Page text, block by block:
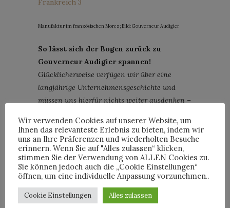
Manufaktur im französischen Morez; Bild: Gouverneur Audigier
So lässt sich der Bogen zurück zu
Gouverneur Audigier spannen!
Glücklicherweise verfügen wir über eine
langjährige Unternehmensgeschichte und
müssen uns hierfür nichts weiter ausdenken –
richten. Die Modelle von damals sind
wunderbar schlicht bis zeitlos gestaltet, so
dass sie heute wieder mehr als begehrt sind.
Vor kurzem war ich in Korea und hatte den
Eindruck, dass mittlerweile fast jeder auf
runde, minimalistische Brillen setzt.
Glücklicherweise lässt sich heute auch nicht
Wir verwenden Cookies auf unserer Website, um
Ihnen das relevanteste Erlebnis zu bieten, indem wir
uns an Ihre Präferenzen und wiederholten Besuche
erinnern. Wenn Sie auf "Alles zulassen“ klicken,
stimmen Sie der Verwendung von ALLEN Cookies zu.
Sie können jedoch auch die „Cookie Einstellungen“
öffnen, um eine individuelle Anpassung vorzunehmen..
Cookie Einstellungen Alles zulassen